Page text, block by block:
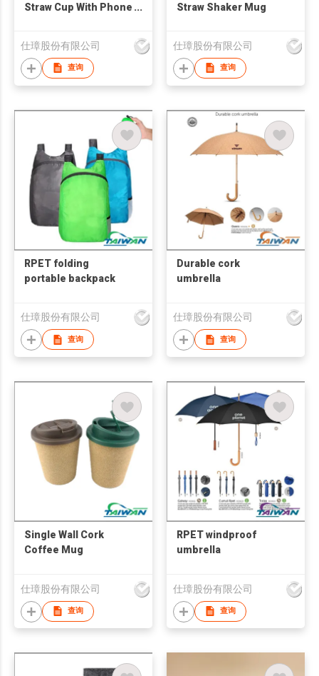
Straw Cup With Phone
仕璋股份有限公司
查询
Straw Shaker Mug
仕璋股份有限公司
查询
RPET folding
portable backpack
仕璋股份有限公司
查询
Durable cork
umbrella
仕璋股份有限公司
查询
Single Wall Cork
Coffee Mug
仕璋股份有限公司
查询
RPET windproof
umbrella
仕璋股份有限公司
查询